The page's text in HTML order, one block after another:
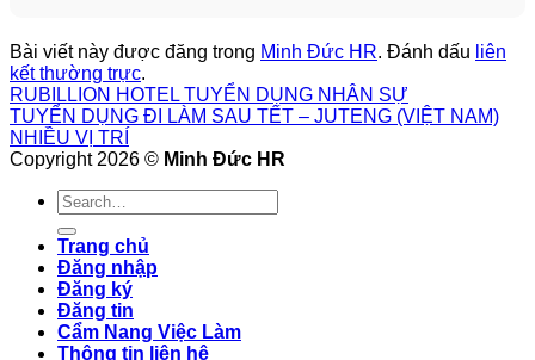
Bài viết này được đăng trong Minh Đức HR. Đánh dấu liên
kết thường trực.
RUBILLION HOTEL TUYỂN DỤNG NHÂN SỰ
TUYỂN DỤNG ĐI LÀM SAU TẾT – JUTENG (VIỆT NAM)
NHIỀU VỊ TRÍ
Copyright 2026 © Minh Đức HR
Trang chủ
Đăng nhập
Đăng ký
Đăng tin
Cẩm Nang Việc Làm
Thông tin liên hệ